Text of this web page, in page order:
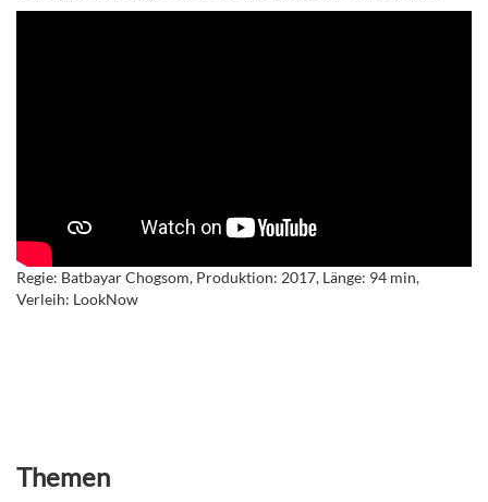
Regie: Batbayar Chogsom, Produktion: 2017, Länge: 94 min,
Verleih: LookNow
Themen